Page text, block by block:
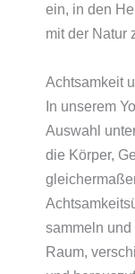
ein, in den
mit der Natur
Achtsamkeit
In unserem
Auswahl
die Körper,
sammeln
Raum,